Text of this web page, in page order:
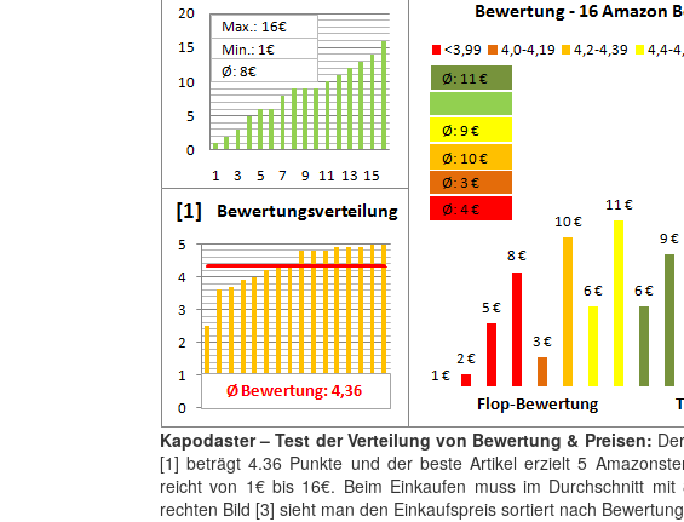
Kapodaster – Test der Verteilung von Bewertung & Preisen:
[1] beträgt 4.36 Punkte und der beste Artikel erzielt 5
reicht von 1€ bis 16€. Beim Einkaufen muss im Durchschnitt mit
rechten Bild [3] sieht man den Einkaufspreis sortiert nach